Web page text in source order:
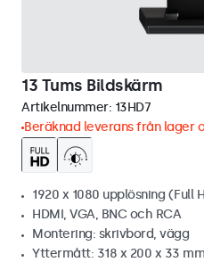
13 Tums Bildskärm
Artikelnummer: 13HD7
Beräknad leverans från lager
1920 x 1080 upplösning (Full
HDMI, VGA, BNC och RCA
Montering: skrivbord, vägg
Yttermått: 318 x 200 x 33 mm